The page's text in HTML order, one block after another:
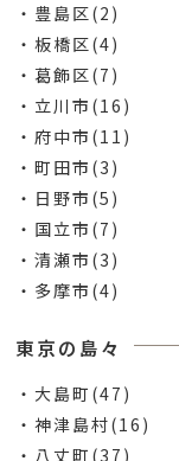
・豊島区(2)
・板橋区(4)
・葛飾区(7)
・立川市(16)
・府中市(11)
・町田市(3)
・日野市(5)
・国立市(7)
・清瀬市(3)
・多摩市(4)
東京の島々
・大島町(47)
・神津島村(16)
・八丈町(37)